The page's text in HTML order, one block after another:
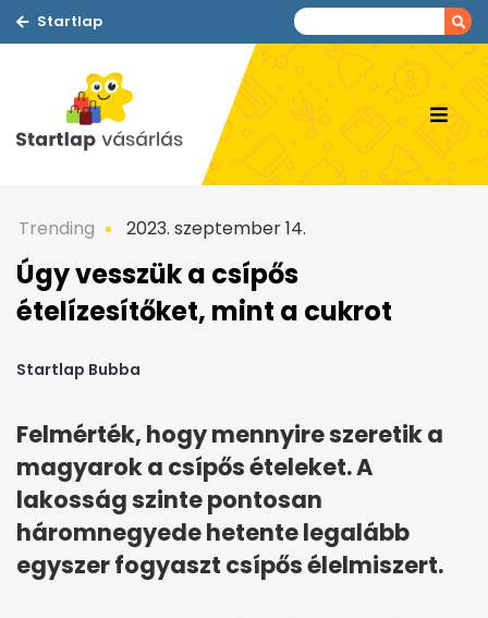
Startlap
Trending 2023. szeptember 14.
Úgy vesszük a csípős
ételízesítőket, mint a cukrot
Startlap Bubba
Felmérték, hogy mennyire szeretik a
magyarok a csípős ételeket. A
lakosság szinte pontosan
háromnegyede hetente legalább
egyszer fogyaszt csípős élelmiszert.